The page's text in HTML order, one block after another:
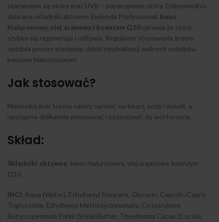
starzeniem się skóry oraz UVB – poparzeniem skóry. Odpowiednio
dobrane składniki aktywne Bielenda Professional: kwas
hialuronowy, olej aranowy i koenzym Q10sprawia że skóra
szybko się regeneruje i odżywia. Regularne stosowanie kremu
opóźnia proces starzenia, dzięki neutralizacji wolnych rodników
kwasem hialuronowym.
Jak stosować?
Niewielką ilość kremu należy nanieść na twarz, szyję i dekolt, a
następnie delikatnie wmasować i pozostawić do wchłonięcia.
Skład:
Składniki aktywne: kwas hialuronowy, olej arganowy, koenzym
Q10
INCI: Aqua (Water), Ethylhexyl Stearate, Glycerin, Caprylic/Capric
Triglyceride, Ethylhexyl Methoxycinnamate, Octocrylene,
Butyrospermum Parkii (Shea) Butter, Theobroma Cacao (Cocoa)